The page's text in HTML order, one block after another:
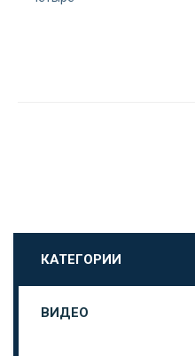
КАТЕГОРИИ
ВИДЕО